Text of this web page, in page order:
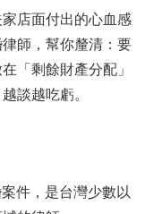
店面付出的心血感
師，幫你釐清：要
「剩餘財產分配」
談越吃虧。
件，是台灣少數以